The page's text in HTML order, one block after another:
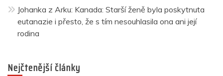
Johanka z Arku: Kanada: Starší ženě byla poskytnuta
eutanazie i přesto, že s tím nesouhlasila ona ani její
rodina
Nejčtenější články